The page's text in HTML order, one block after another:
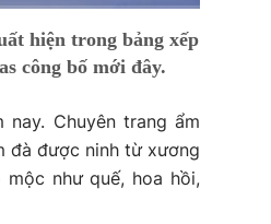
hiện trong bảng xếp
công bố mới đây.
Chuyên trang ẩm
đà được ninh từ xương
như quế, hoa hồi,